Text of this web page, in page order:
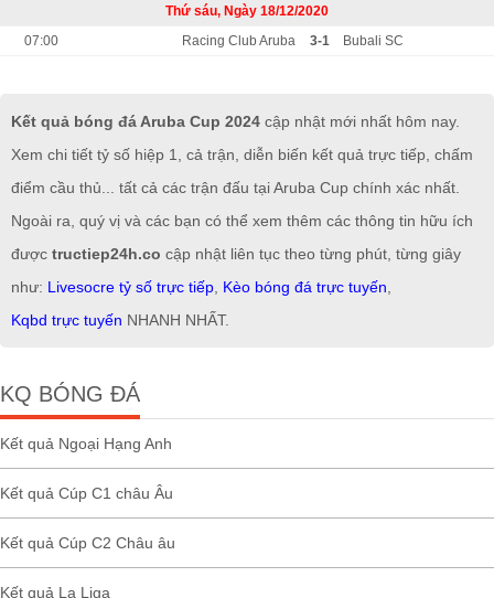
Thứ sáu, Ngày 18/12/2020
07:00
Racing Club Aruba 3-1 Bubali SC
Kết quả bóng đá Aruba Cup 2024 cập nhật mới nhất hôm nay.
Xem chi tiết tỷ số hiệp 1, cả trận, diễn biến kết quả trực tiếp, chấm
điểm cầu thủ... tất cả các trận đấu tại Aruba Cup chính xác nhất.
Ngoài ra, quý vị và các bạn có thể xem thêm các thông tin hữu ích
được tructiep24h.co cập nhật liên tục theo từng phút, từng giây
như: Livesocre tỷ số trực tiếp Kèo bóng đá trực tuyến
Kqbd trực tuyến NHANH NHẤT.
KQ BÓNG ĐÁ
Kết quả Ngoại Hạng Anh
Kết quả Cúp C1 châu Âu
Kết quả Cúp C2 Châu âu
Kết quả La Liga